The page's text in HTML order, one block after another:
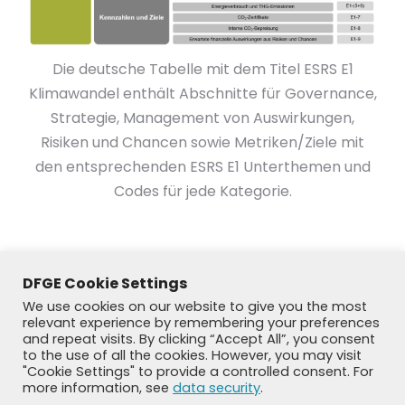
Die deutsche Tabelle mit dem Titel ESRS E1
Klimawandel enthält Abschnitte für Governance,
Strategie, Management von Auswirkungen,
Risiken und Chancen sowie Metriken/Ziele mit
den entsprechenden ESRS E1 Unterthemen und
Codes für jede Kategorie.
DFGE Cookie Settings
We use cookies on our website to give you the most
relevant experience by remembering your preferences
and repeat visits. By clicking “Accept All”, you consent
to the use of all the cookies. However, you may visit
"Cookie Settings" to provide a controlled consent. For
more information, see data security.